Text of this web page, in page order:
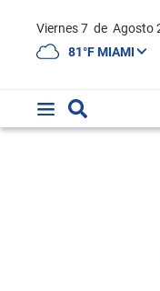
Viernes 7 de Agosto
81°F MIAMI